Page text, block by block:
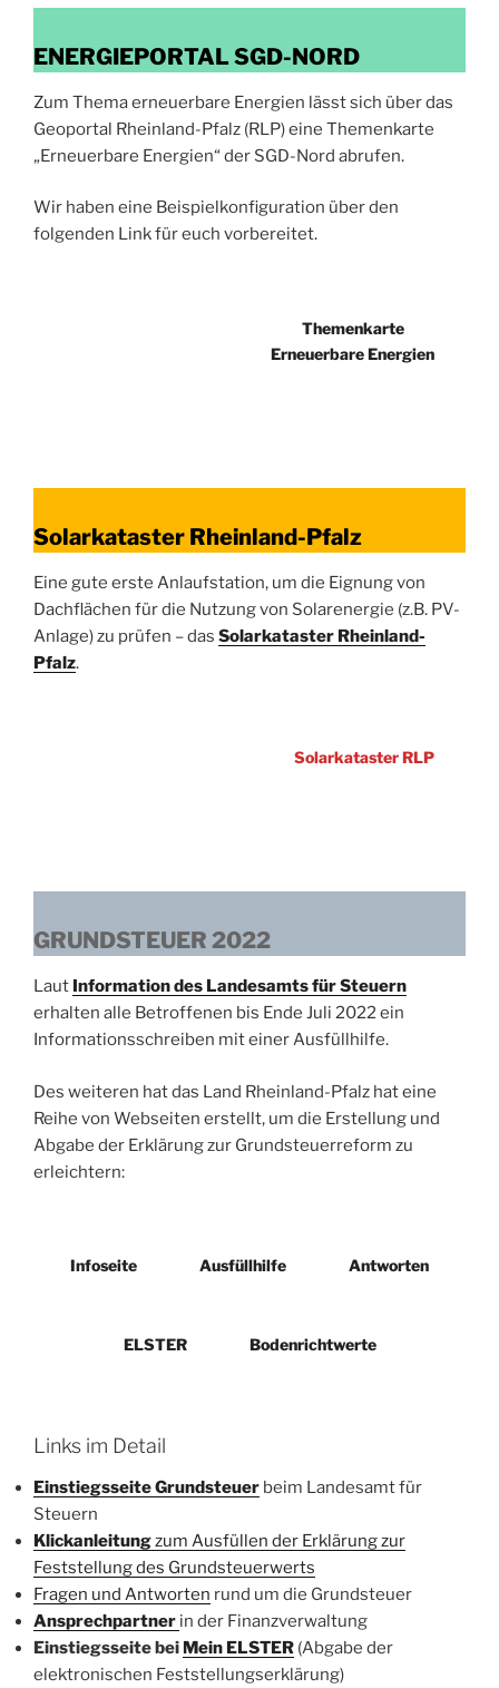
ENERGIEPORTAL SGD-NORD
Zum Thema erneuerbare Energien lässt sich über das
Geoportal Rheinland-Pfalz (RLP) eine Themenkarte
„Erneuerbare Energien“ der SGD-Nord abrufen.
Wir haben eine Beispielkonfiguration über den
folgenden Link für euch vorbereitet.
Themenkarte
Erneuerbare Energien
Solarkataster Rheinland-Pfalz
Eine gute erste Anlaufstation, um die Eignung von
Dachflächen für die Nutzung von Solarenergie (z.B. PV-
Anlage) zu prüfen – das Solarkataster Rheinland-
Pfalz.
Solarkataster RLP
GRUNDSTEUER 2022
Laut Information des Landesamts für Steuern
erhalten alle Betroffenen bis Ende Juli 2022 ein
Informationsschreiben mit einer Ausfüllhilfe.
Des weiteren hat das Land Rheinland-Pfalz hat eine
Reihe von Webseiten erstellt, um die Erstellung und
Abgabe der Erklärung zur Grundsteuerreform zu
erleichtern:
Infoseite Ausfüllhilfe Antworten
ELSTER Bodenrichtwerte
Links im Detail
Einstiegsseite Grundsteuer beim Landesamt für
Steuern
Klickanleitungzum Ausfüllen der Erklärung zur
Feststellung des Grundsteuerwerts
Fragen und Antworten rund um die Grundsteuer
Ansprechpartner in der Finanzverwaltung
Einstiegsseite bei Mein ELSTER (Abgabe der
elektronischen Feststellungserklärung)